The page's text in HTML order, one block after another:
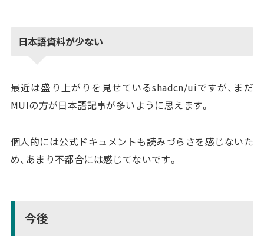
日本語資料が少ない
最近は盛り上がりを見せているshadcn/uiですが、まだ
MUIの方が日本語記事が多いように思えます。
個人的には公式ドキュメントも読みづらさを感じないた
め、あまり不都合には感じてないです。
今後